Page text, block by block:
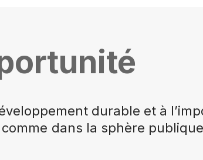
durable et à
dans la sphère